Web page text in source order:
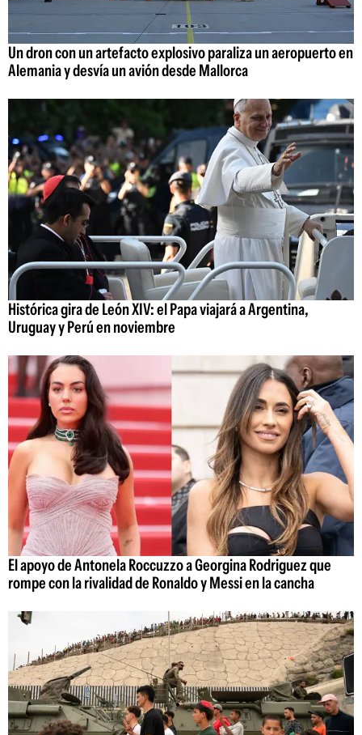
Un dron con un artefacto explosivo paraliza un aeropuerto en
Alemania y desvía un avión desde Mallorca
Histórica gira de León XIV: el Papa viajará a Argentina,
Uruguay y Perú en noviembre
El apoyo de Antonela Roccuzzo a Georgina Rodriguez que
rompe con la rivalidad de Ronaldo y Messi en la cancha